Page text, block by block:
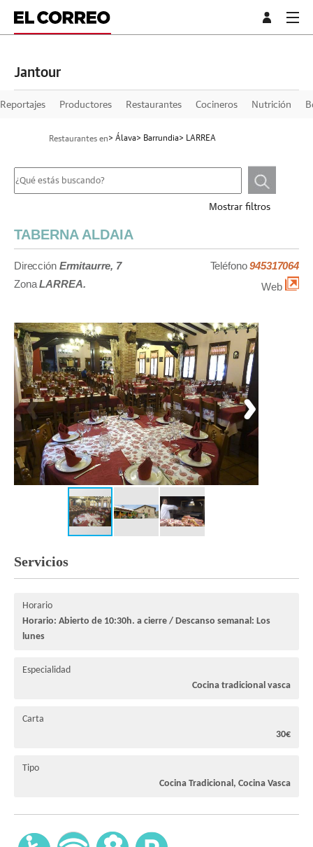
Jantour
Reportajes Productores Restaurantes Cocineros Nutrición
Restaurantes en> Álava> Barrundia> LARREA
Mostrar filtros
TABERNA ALDAIA
Dirección Ermitaurre, 7
Zona LARREA.
Teléfono945317064
Web
Servicios
Horario
Horario: Abierto de 10:30h. a cierre / Descanso semanal: Los
lunes
Especialidad
Cocina tradicional vasca
Carta
30€
Tipo
Cocina Tradicional, Cocina Vasca